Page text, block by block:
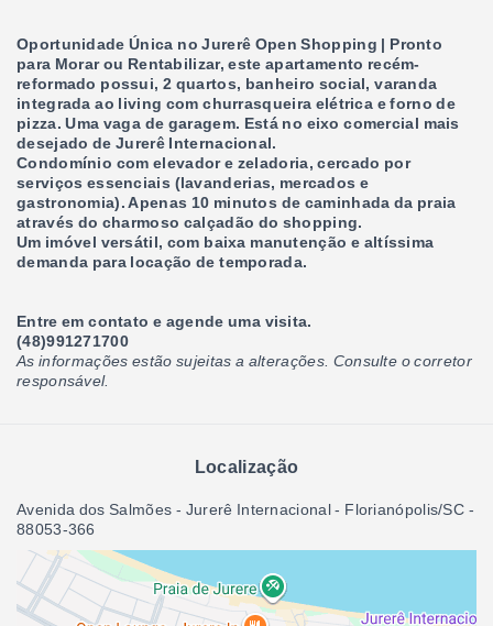
Oportunidade Única no Jurerê Open Shopping | Pronto
para Morar ou Rentabilizar, este apartamento recém-
reformado possui, 2 quartos, banheiro social, varanda
integrada ao living com churrasqueira elétrica e forno de
pizza. Uma vaga de garagem. Está no eixo comercial mais
desejado de Jurerê Internacional.
Condomínio com elevador e zeladoria, cercado por
serviços essenciais (lavanderias, mercados e
gastronomia). Apenas 10 minutos de caminhada da praia
através do charmoso calçadão do shopping.
Um imóvel versátil, com baixa manutenção e altíssima
demanda para locação de temporada.
Entre em contato e agende uma visita.
(48)991271700
As informações estão sujeitas a alterações. Consulte o corretor
responsável.
Localização
Avenida dos Salmões - Jurerê Internacional - Florianópolis/SC -
88053-366